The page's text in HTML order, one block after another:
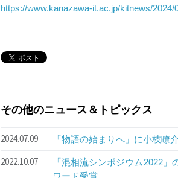
https://www.kanazawa-it.ac.jp/kitnews/2024/
その他のニュース＆トピックス
2024.07.09 「物語の始まりへ」に小枝瞭
2022.10.07
「混相流シンポジウム2022
ワード受賞